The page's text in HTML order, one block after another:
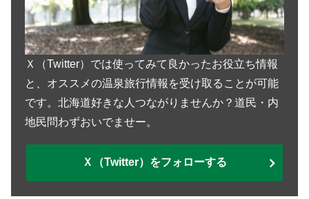
Ｘ（Twitter）では使ってみて良かったお役立ち情報
と、オススメの温泉旅行情報を受け取ることが可能
です。北海道好きな人つながりませんか？道民・内
地民問わずおいでませー。
Ｘ（Twitter）をフォローする